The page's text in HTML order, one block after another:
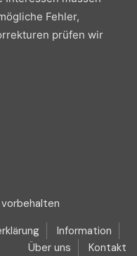
Fehler,
prüfen wir
Information
Über uns
Kontakt